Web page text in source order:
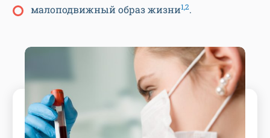
малоподвижный образ жизни1,2.